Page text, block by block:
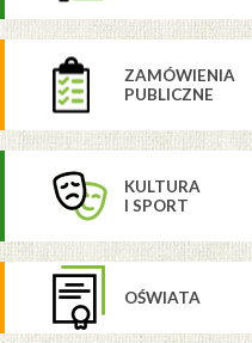
ZAMÓWIENIA
PUBLICZNE
KULTURA
I SPORT
OŚWIATA